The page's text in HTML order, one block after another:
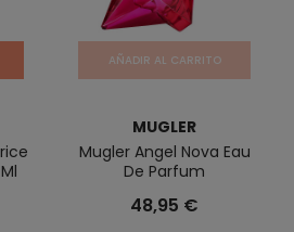
AÑADIR AL CARRITO
MUGLER
Mugler Angel Nova Eau
De Parfum
48,95 €